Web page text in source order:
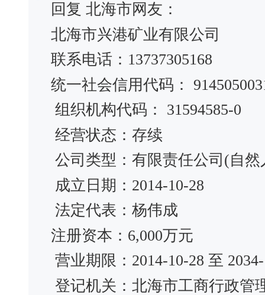
回复 北海市网友：
北海市兴港矿业有限公司
联系电话：13737305168
统一社会信用代码：
组织机构代码： 31594585-0
经营状态：存续
公司类型：有限责任公司(自
成立日期：2014-10-28
法定代表：杨伟成
注册资本：6,000万元
营业期限：2014-10-28 至
登记机关：北海市工商行政管